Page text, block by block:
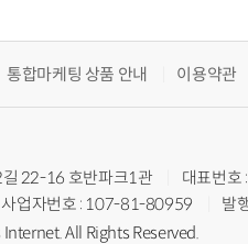
통합마케팅 상품 안내 이용약관
길 22-16 호반파크1관
대표번
사업자번호 : 107-81-80959
발
All Rights Reserved.